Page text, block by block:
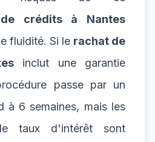
de crédits à Nantes
fluidité. Si le rachat de
inclut une garantie
passe par un
à 6 semaines, mais les
taux d'intérêt sont